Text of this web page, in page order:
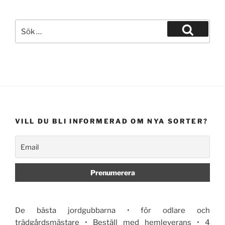
efter:
Sök
VILL DU BLI INFORMERAD OM NYA SORTER?
De bästa jordgubbarna • för odlare och
trädgårdsmästare • Beställ med hemleverans • 4